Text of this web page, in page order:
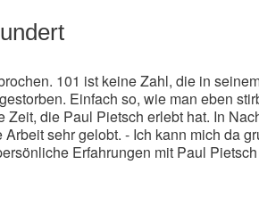
101 ist keine Zahl, die in
Einfach so, wie man eben
Zeit, die Paul Pietsch erlebt hat. In
sehr gelobt. - Ich kann mich da
Erfahrungen mit Paul